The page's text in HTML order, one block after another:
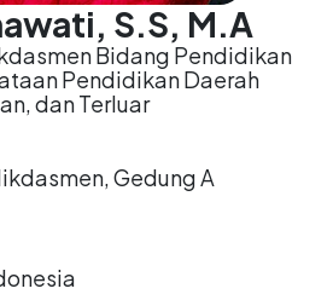
S.S, M.A
Bidang Pendidikan
Pendidikan Daerah
dan Terluar
Gedung A